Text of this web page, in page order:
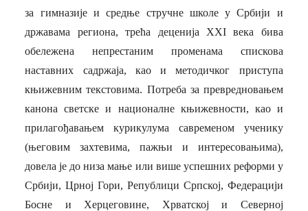
за гимназије и средње стручне школе у Србији и
државама региона, трећа деценија ХХIвека бива
обележена непрестаним променама спискова
наставних садржаја, као и методичког приступа
књижевним текстовима. Потреба за превредновањем
канона светске и националне књижевности, као и
прилагођавањем курикулума савременом ученику
(његовим захтевима, пажњи и интересовањима),
довела је до низа мање или више успешних реформи у
Србији, Црној Гори, Републици Српској, Федерацији
Босне и Херцеговине, Хрватској и Северној